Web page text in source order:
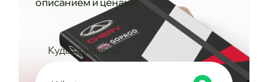
Куда прислать?